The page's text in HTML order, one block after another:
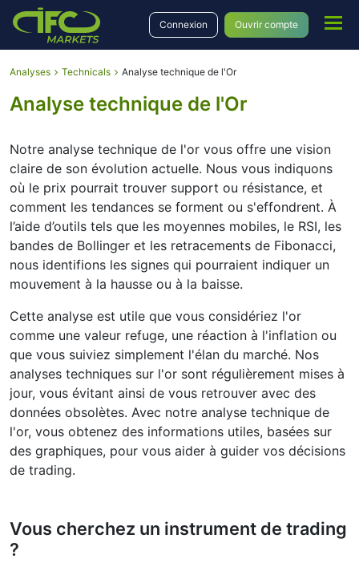
Connexion Ouvrir compte
Analyses Technicals Analyse technique de l'Or
Analyse technique de l'Or
Notre analyse technique de l'or vous offre une vision
claire de son évolution actuelle. Nous vous indiquons
où le prix pourrait trouver support ou résistance, et
comment les tendances se forment ou s'effondrent. À
l’aide d’outils tels que les moyennes mobiles, le RSI, les
bandes de Bollinger et les retracements de Fibonacci,
nous identifions les signes qui pourraient indiquer un
mouvement à la hausse ou à la baisse.
Cette analyse est utile que vous considériez l'or
comme une valeur refuge, une réaction à l'inflation ou
que vous suiviez simplement l'élan du marché. Nos
analyses techniques sur l'or sont régulièrement mises à
jour, vous évitant ainsi de vous retrouver avec des
données obsolètes. Avec notre analyse technique de
l'or, vous obtenez des informations utiles, basées sur
des graphiques, pour vous aider à guider vos décisions
de trading.
Vous cherchez un instrument de trading
?